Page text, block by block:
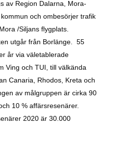
av Region Dalarna, Mora-
och ombesörjer trafik
/Siljans flygplats.
utgår från Borlänge. 55
år via väletablerade
Ving och TUI, till välkända
Canaria, Rhodos, Kreta och
av målgruppen är cirka 90
10 % affärsresenärer.
2020 är 30.000